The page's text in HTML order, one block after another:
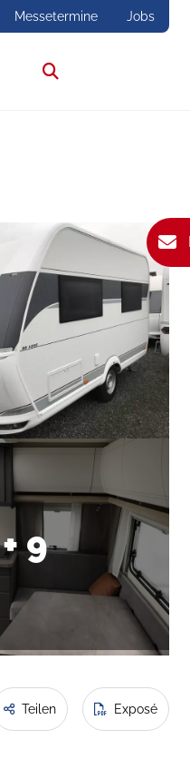
Messetermine Jobs
+ 9
Teilen Exposé